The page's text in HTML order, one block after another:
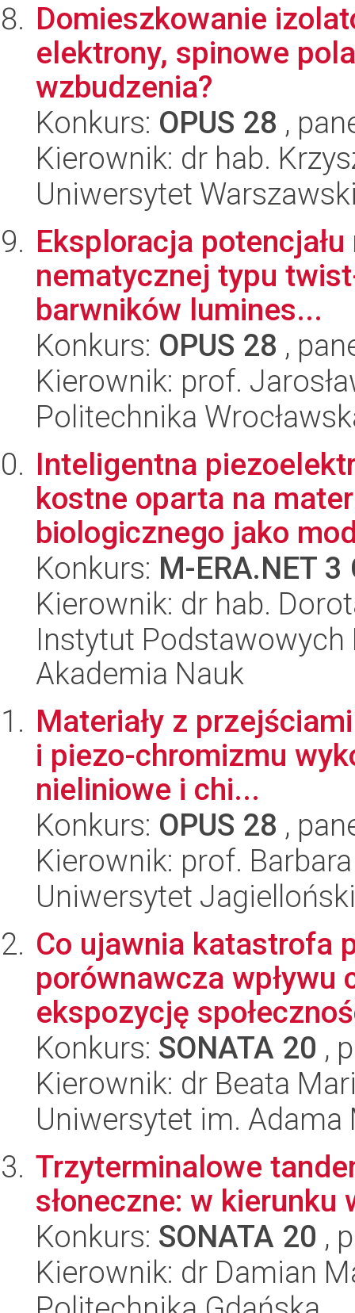
Domieszkowanie
elektrony, spinowe
wzbudzenia?
Konkurs: OPUS 28 ,
Kierownik: dr hab.
Uniwersytet
Eksploracja
nematycznej typu
barwników lumines...
Konkurs: OPUS 28 ,
Kierownik: prof.
Politechnika
Inteligentna
kostne oparta na
biologicznego jako
Konkurs: M-ERA.NET
Kierownik: dr hab.
Instytut
Akademia Nauk
Materiały z
i piezo-chromizmu
nieliniowe i chi...
Konkurs: OPUS 28 ,
Kierownik: prof.
Uniwersytet Jagielloński
Co ujawnia katastrofa
porównawcza wpływu
ekspozycję
Konkurs: SONATA 20 ,
Kierownik: dr Beata
Uniwersytet im.
Trzyterminalowe
słoneczne: w
Konkurs: SONATA 20 ,
Kierownik: dr Damian